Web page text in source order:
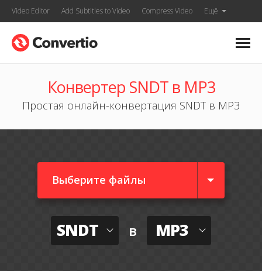
Video Editor Add Subtitles to Video Compress Video Ещё
Конвертер SNDT в MP3
Простая онлайн-конвертация SNDT в MP3
Выберите файлы
SNDT в MP3